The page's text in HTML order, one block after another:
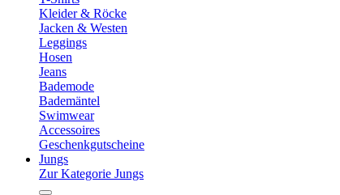
Kleider & Röcke
Jacken & Westen
Leggings
Hosen
Jeans
Bademode
Bademäntel
Swimwear
Accessoires
Geschenkgutscheine
Jungs
Zur Kategorie Jungs